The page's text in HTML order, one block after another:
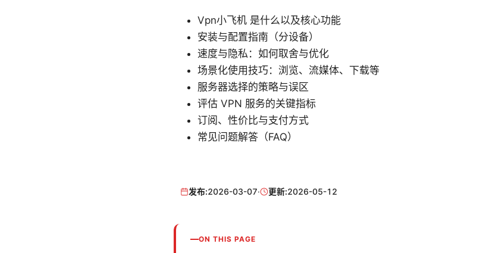
Vpn小飞机 是什么以及核心功能
安装与配置指南（分设备）
速度与隐私：如何取舍与优化
场景化使用技巧：浏览、流媒体、下载等
服务器选择的策略与误区
评估 VPN 服务的关键指标
订阅、性价比与支付方式
常见问题解答（FAQ）
发布:2026-03-07· 更新:2026-05-12
ON THIS PAGE